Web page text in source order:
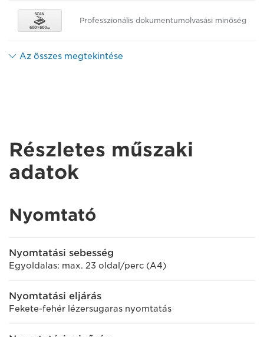
Professzionális dokumentumolvasási minőség
Az összes megtekintése
Részletes műszaki
adatok
Nyomtató
Nyomtatási sebesség
Egyoldalas: max. 23 oldal/perc (A4)
Nyomtatási eljárás
Fekete-fehér lézersugaras nyomtatás